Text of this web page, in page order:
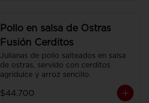
Pollo en salsa de Ostras
Fusión Cerditos
Julianas de pollo salteados en salsa
de ostras, servido con cerditos
agridulce y arroz sencillo.
$44.700